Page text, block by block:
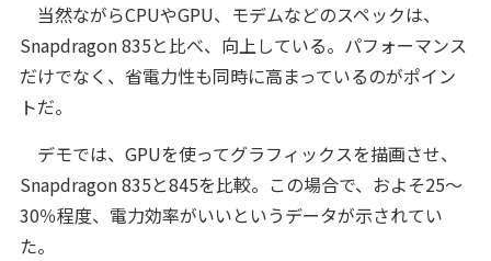
当然ながらCPUやGPU、モデムなどのスペックは、
Snapdragon 835と比べ、向上している。パフォーマンス
だけでなく、省電力性も同時に高まっているのがポイン
トだ。
デモでは、GPUを使ってグラフィックスを描画させ、
Snapdragon 835と845を比較。この場合で、およそ25～
30％程度、電力効率がいいというデータが示されてい
た。